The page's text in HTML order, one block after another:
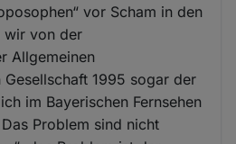
vor Scham in den
wir von der
Allgemeinen
1995 sogar der
im Bayerischen Fernsehen
Problem sind nicht